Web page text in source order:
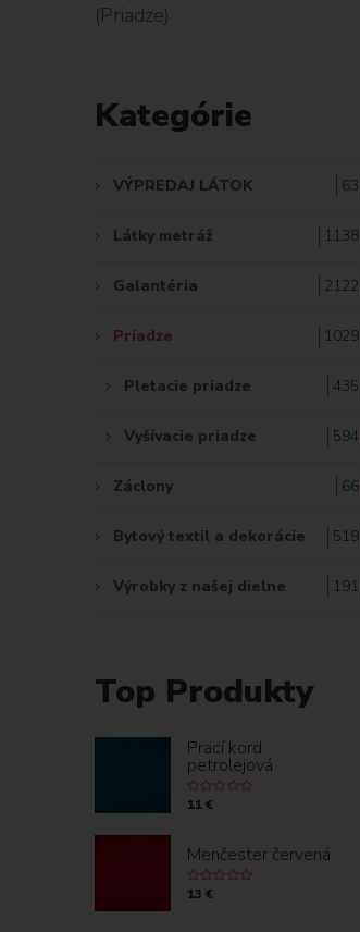
L
D
Ť
:
(Priadze)
Kategórie
VÝPREDAJ LÁTOK 63
Látky metráž 1138
Galantéria 2122
Priadze 1029
Pletacie priadze 435
Vyšívacie priadze 594
Záclony 66
Bytový textil a dekorácie 519
Výrobky z našej dielne 191
Top Produkty
Prací kord
petrolejová
11 €
Menčester červená
13 €